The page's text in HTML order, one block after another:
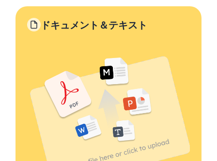
ドキュメント＆テキスト